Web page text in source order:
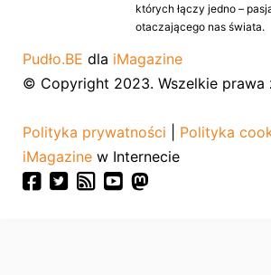
których łączy jedno –
otaczającego nas świata.
Pudło.BE dla iMagazine
© Copyright 2023. Wszelkie prawa
Polityka prywatności
Polityka
iMagazine w Internecie